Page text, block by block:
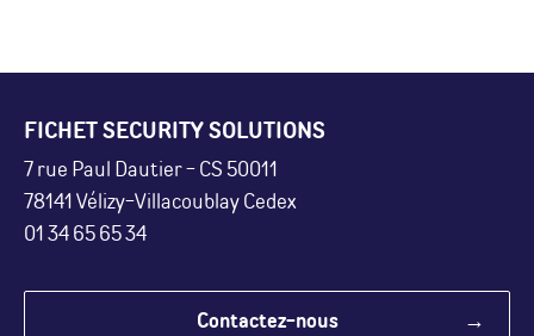
FICHET SECURITY SOLUTIONS
7 rue Paul Dautier - CS 50011
78141 Vélizy-Villacoublay Cedex
01 34 65 65 34
Contactez-nous